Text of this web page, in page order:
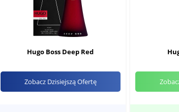
Hugo Boss Deep Red
Zobacz Dzisiejszą Ofertę